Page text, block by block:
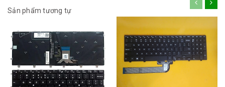
Sản phẩm tương tự